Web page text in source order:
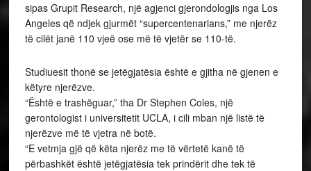
sipas Grupit Research, një agjenci gjerondologjis nga Los
Angeles që ndjek gjurmët “supercentenarians,” me njerëz
të cilët janë 110 vjeë ose më të vjetër se 110-të.
Studiuesit thonë se jetëgjatësia është e gjitha në gjenen e
këtyre njerëzve.
“Është e trashëguar,” tha Dr Stephen Coles, një
gerontologist i universitetit UCLA, i cili mban një listë të
njerëzve më të vjetra në botë.
“E vetmja gjë që këta njerëz me të vërtetë kanë të
përbashkët është jetëgjatësia tek prindërit dhe tek të